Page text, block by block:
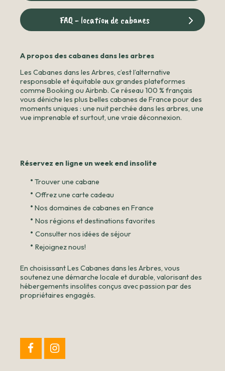
FAQ - location de cabanes
A propos des cabanes dans les arbres
Les Cabanes dans les Arbres, c’est l’alternative
responsable et équitable aux grandes plateformes
comme Booking ou Airbnb. Ce réseau 100 % français
vous déniche les plus belles cabanes de France pour des
moments uniques : une nuit perchée dans les arbres, une
vue imprenable et surtout, une vraie déconnexion.
Réservez en ligne un week end insolite
• Trouver une cabane
• Offrez une carte cadeau
• Nos domaines de cabanes en France
• Nos régions et destinations favorites
• Consulter nos idées de séjour
• Rejoignez nous!
En choisissant Les Cabanes dans les Arbres, vous
soutenez une démarche locale et durable, valorisant des
hébergements insolites conçus avec passion par des
propriétaires engagés.